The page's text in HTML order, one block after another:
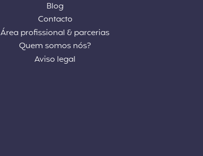
Blog
Contacto
Área profissional & parcerias
Quem somos nós?
Aviso legal